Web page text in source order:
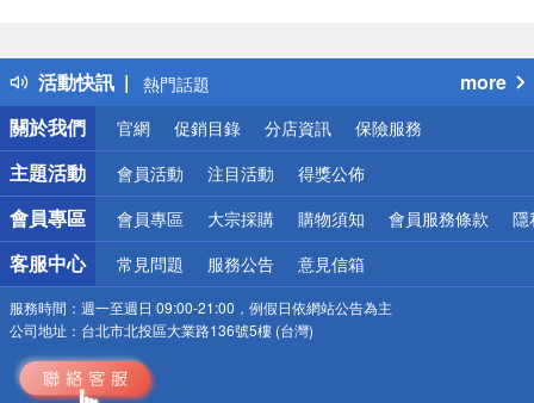
活動快訊
得獎公告
熱門話題
銀行優惠
偏遠地區配送
詐騙網頁！請小心！
more
關於我們
官網 促銷目錄 分店資訊 保險服務
主題活動 會員活動 注目活動 得獎公佈
會員專區 會員專區 大宗採購 購物須知 會員服務條款 隱
客服中心 常見問題 服務公告 意見信箱
服務時間： 週一至週日 09:00-21:00，例假日依網站公告為主
公司地址： 台北市北投區大業路136號5樓 (台灣)